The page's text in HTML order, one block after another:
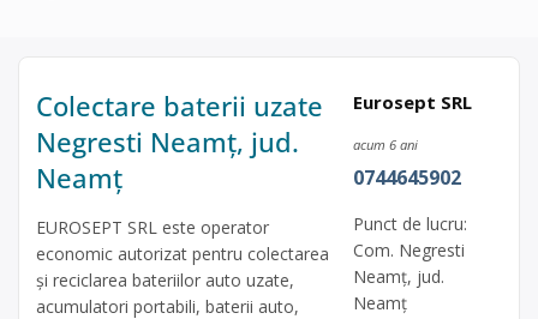
Colectare baterii uzate
Negresti Neamț, jud.
Neamț
EUROSEPT SRL este operator
economic autorizat pentru colectarea
și reciclarea bateriilor auto uzate,
acumulatori portabili, baterii auto,
Eurosept SRL
acum 6 ani
0744645902
Punct de lucru:
Com. Negresti
Neamț, jud.
Neamț